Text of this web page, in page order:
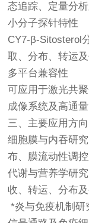
态追踪、定量分
小分子探针特性
CY7-β-Sitosterol
取、分布、转运及
多平台兼容性
可应用于激光共
成像系统及高通
三、主要应用方向
细胞膜与内吞研
布、膜流动性调控
代谢与营养学研
收、转运、分布及
*炎与免疫机制研